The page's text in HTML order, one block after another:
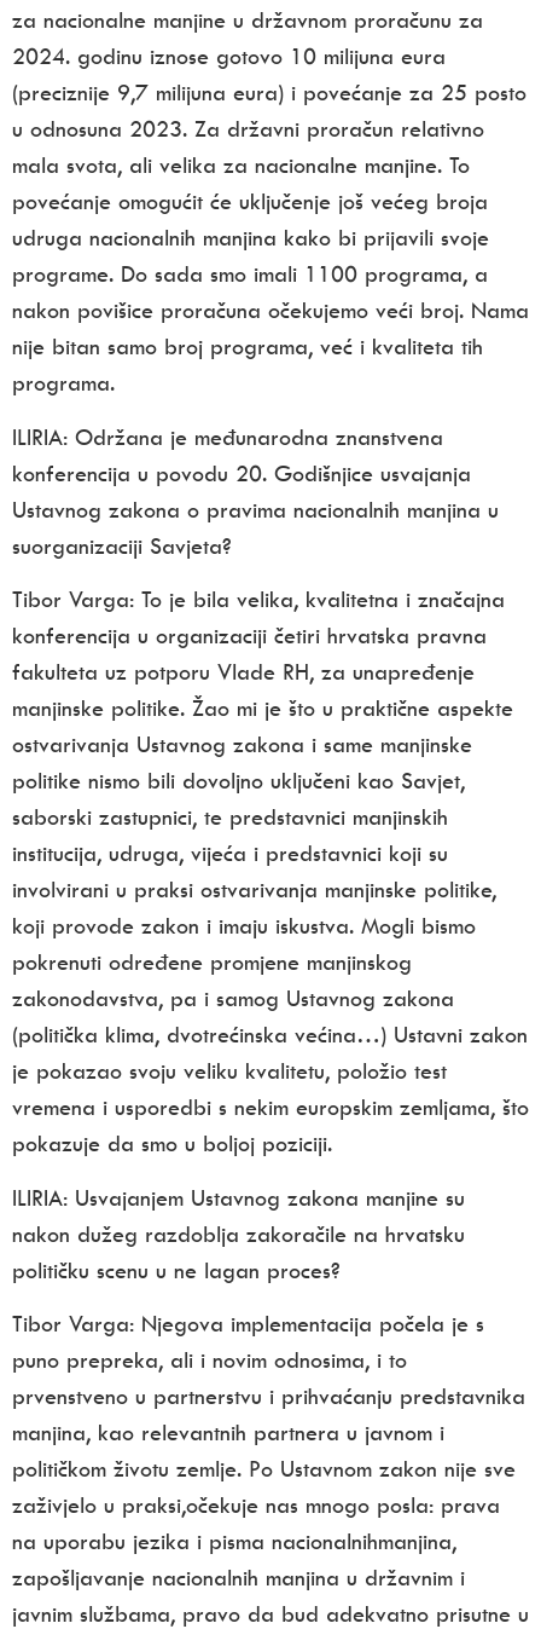
za nacionalne manjine u državnom proračunu za
2024. godinu iznose gotovo 10 milijuna eura
(preciznije 9,7 milijuna eura) i povećanje za 25 posto
u odnosuna 2023. Za državni proračun relativno
mala svota, ali velika za nacionalne manjine. To
povećanje omogućit će uključenje još većeg broja
udruga nacionalnih manjina kako bi prijavili svoje
programe. Do sada smo imali 1100 programa, a
nakon povišice proračuna očekujemo veći broj. Nama
nije bitan samo broj programa, već i kvaliteta tih
programa.
ILIRIA: Održana je međunarodna znanstvena
konferencija u povodu 20. Godišnjice usvajanja
Ustavnog zakona o pravima nacionalnih manjina u
suorganizaciji Savjeta?
Tibor Varga: To je bila velika, kvalitetna i značajna
konferencija u organizaciji četiri hrvatska pravna
fakulteta uz potporu Vlade RH, za unapređenje
manjinske politike. Žao mi je što u praktične aspekte
ostvarivanja Ustavnog zakona i same manjinske
politike nismo bili dovoljno uključeni kao Savjet,
saborski zastupnici, te predstavnici manjinskih
institucija, udruga, vijeća i predstavnici koji su
involvirani u praksi ostvarivanja manjinske politike,
koji provode zakon i imaju iskustva. Mogli bismo
pokrenuti određene promjene manjinskog
zakonodavstva, pa i samog Ustavnog zakona
(politička klima, dvotrećinska većina…) Ustavni zakon
je pokazao svoju veliku kvalitetu, položio test
vremena i usporedbi s nekim europskim zemljama, što
pokazuje da smo u boljoj poziciji.
ILIRIA: Usvajanjem Ustavnog zakona manjine su
nakon dužeg razdoblja zakoračile na hrvatsku
političku scenu u ne lagan proces?
Tibor Varga: Njegova implementacija počela je s
puno prepreka, ali i novim odnosima, i to
prvenstveno u partnerstvu i prihvaćanju predstavnika
manjina, kao relevantnih partnera u javnom i
političkom životu zemlje. Po Ustavnom zakon nije sve
zaživjelo u praksi,očekuje nas mnogo posla: prava
na uporabu jezika i pisma nacionalnihmanjina,
zapošljavanje nacionalnih manjina u državnim i
javnim službama, pravo da bud adekvatno prisutne u